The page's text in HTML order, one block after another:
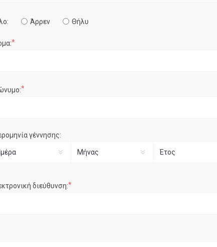
Άρρεν Θήλυ
*
*
γέννησης:
διεύθυνση:*